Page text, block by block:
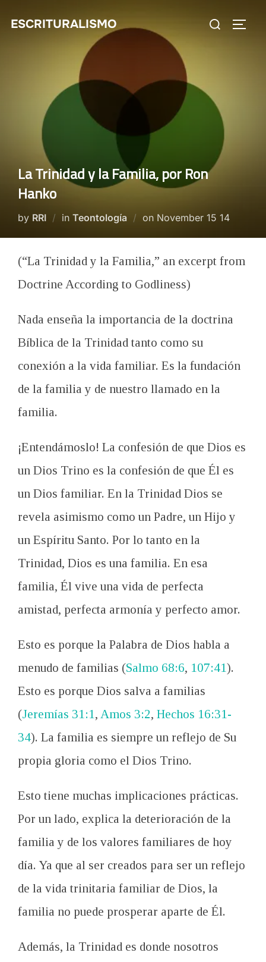
ESCRITURALISMO
Search
La Trinidad y la Familia, por Ron
Hanko
by RRI in Teontología on Posted
November 15 14
(“La Trinidad y la Familia,” an excerpt from
Doctrine According to Godliness)
Nada enseña la importancia de la doctrina
Bíblica de la Trinidad tanto como su
conexión a la vida familiar. Es la fundación
de la familia y de nuestro llamado en la
familia.
¡Entendámoslo! La confesión de que Dios es
un Dios Trino es la confesión de que Él es
un Dios familiar. En la Trinidad Dios se
revela asimismo como un Padre, un Hijo y
un Espíritu Santo. Por lo tanto en la
Trinidad, Dios es una familia. En esa
familia, Él vive una vida de perfecta
amistad, perfecta armonía y perfecto amor.
Esto es porque la Palabra de Dios habla a
menudo de familias (Salmo 68:6, 107:41).
Esto es porque Dios salva a familias
(Jeremías 31:1, Amos 3:2, Hechos 16:31-
34). La familia es siempre un reflejo de Su
propia gloria como el Dios Trino.
Esto tiene muchas implicaciones prácticas.
Por un lado, explica la deterioración de la
familia y de los valores familiares de hoy
día. Ya que al ser creados para ser un reflejo
de la vida trinitaria familiar de Dios, la
familia no puede prosperar aparte de Él.
Además, la Trinidad es donde nosotros